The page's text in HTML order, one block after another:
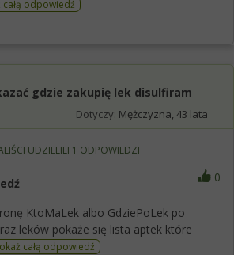
całą odpowiedź
gdzie zakupię lek disulfiram
Dotyczy: Mężczyzna, 43 lata
UDZIELILI 1 ODPOWIEDZI
0
KtoMaLek albo GdziePoLek po
leków pokaże się lista aptek które
całą odpowiedź